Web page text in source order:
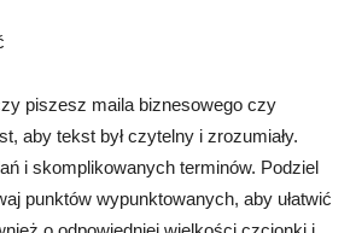
piszesz maila biznesowego czy
aby tekst był czytelny i zrozumiały.
i skomplikowanych terminów. Podziel
punktów wypunktowanych, aby ułatwić